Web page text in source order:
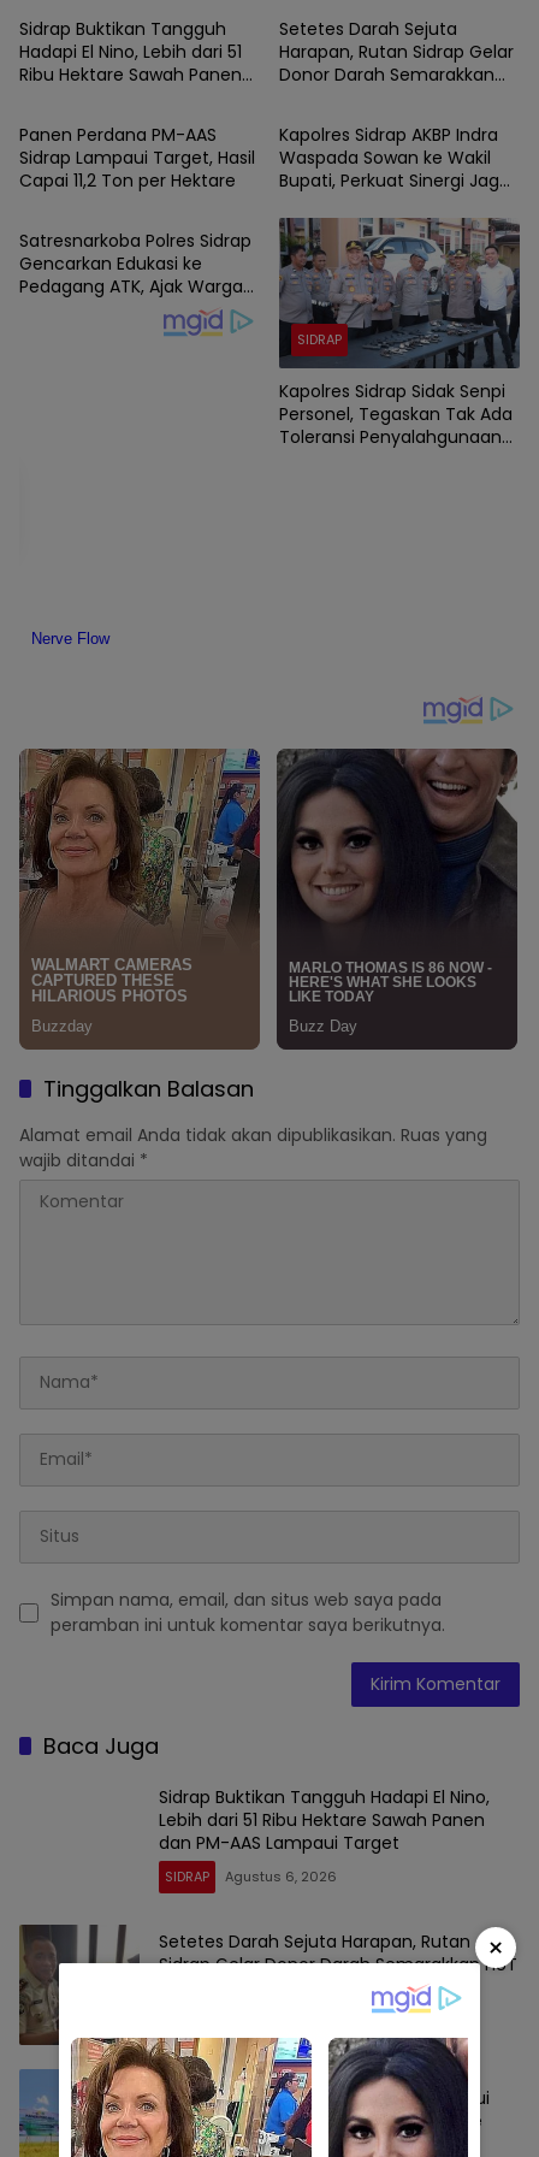
Sidrap Buktikan Tangguh
Hadapi El Nino, Lebih dari 51
Ribu Hektare Sawah Panen
Setetes Darah Sejuta
Harapan, Rutan Sidrap Gelar
Donor Darah Semarakkan
SIDRAP
Panen Perdana PM-AAS
Sidrap Lampaui Target, Hasil
Capai 11,2 Ton per Hektare
SIDRAP
Kapolres Sidrap AKBP Indra
Waspada Sowan ke Wakil
Bupati, Perkuat Sinergi Jaga
Pembangunan
SIDRAP
Satresnarkoba Polres Sidrap
Gencarkan Edukasi ke
Pedagang ATK, Ajak Warga
Jadi Garda Terdepan
SIDRAP
Kapolres Sidrap Sidak Senpi
Personel, Tegaskan Tak Ada
Toleransi Penyalahgunaan
Tinggalkan Balasan
Alamat email Anda tidak akan dipublikasikan. Ruas yang
wajib ditandai *
Simpan nama, email, dan situs web saya pada
peramban ini untuk komentar saya berikutnya.
Baca Juga
Sidrap Buktikan Tangguh Hadapi El Nino,
Lebih dari 51 Ribu Hektare Sawah Panen
dan PM-AAS Lampaui Target
SIDRAP Agustus 6, 2026
Setetes Darah Sejuta Harapan, Rutan
Sidrap Gelar Donor Darah Semarakkan HUT
Panen Perdana PM-AAS Sidrap Lampaui
Target, Hasil Capai 11,2 Ton per Hektare
×